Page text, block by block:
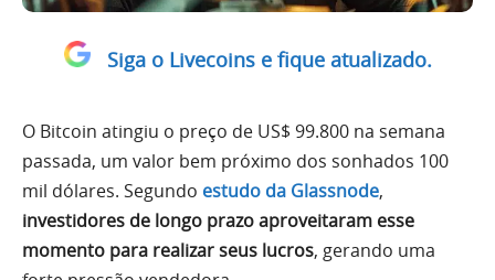
Siga o Livecoins e fique atualizado.
O Bitcoin atingiu o preço de US$ 99.800 na semana
passada, um valor bem próximo dos sonhados 100
mil dólares. Segundo estudo da Glassnode,
investidores de longo prazo aproveitaram esse
momento para realizar seus lucros, gerando uma